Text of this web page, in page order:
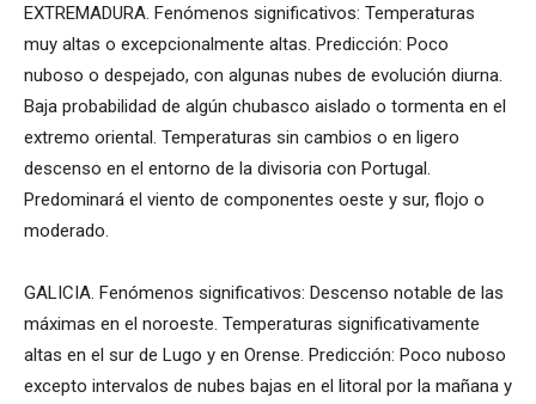
EXTREMADURA. Fenómenos significativos: Temperaturas
muy altas o excepcionalmente altas. Predicción: Poco
nuboso o despejado, con algunas nubes de evolución diurna.
Baja probabilidad de algún chubasco aislado o tormenta en el
extremo oriental. Temperaturas sin cambios o en ligero
descenso en el entorno de la divisoria con Portugal.
Predominará el viento de componentes oeste y sur, flojo o
moderado.
GALICIA. Fenómenos significativos: Descenso notable de las
máximas en el noroeste. Temperaturas significativamente
altas en el sur de Lugo y en Orense. Predicción: Poco nuboso
excepto intervalos de nubes bajas en el litoral por la mañana y